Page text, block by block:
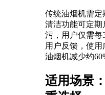
传统油烟机需定
清洁功能可定期
污，用户仅需每
用户反馈，使
油烟机减少约
适用场景